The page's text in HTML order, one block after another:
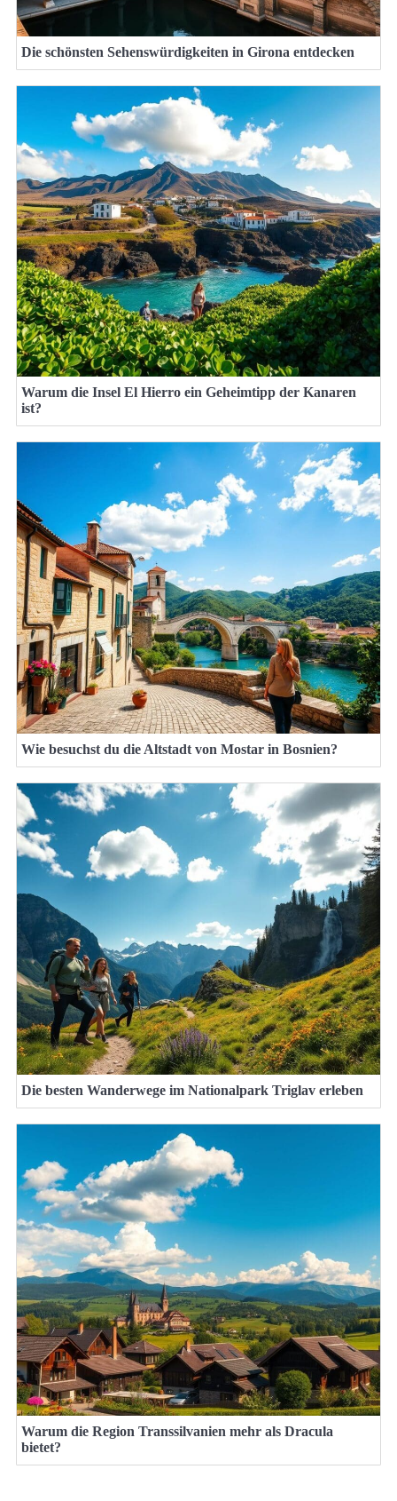
Die schönsten Sehenswürdigkeiten in Girona entdecken
Warum die Insel El Hierro ein Geheimtipp der Kanaren
ist?
Wie besuchst du die Altstadt von Mostar in Bosnien?
Die besten Wanderwege im Nationalpark Triglav erleben
Warum die Region Transsilvanien mehr als Dracula
bietet?